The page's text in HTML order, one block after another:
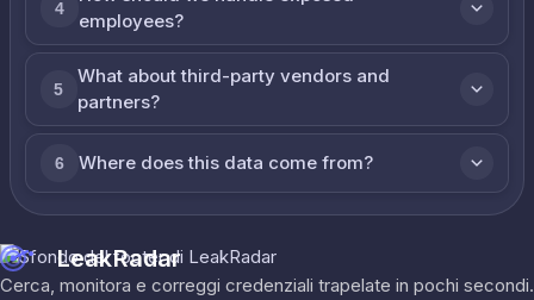
4
employees?
5
What about third-party vendors and
partners?
6 Where does this data come from?
LeakRadar
Cerca, monitora e correggi credenziali trapelate in pochi secondi.